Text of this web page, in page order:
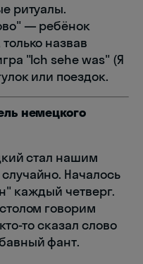
ритуалы.
— ребёнок
назвав
"Ich sehe was" (Я
или поездок.
немецкого
стал нашим
Началось
каждый четверг.
говорим
то сказал слово
фант.